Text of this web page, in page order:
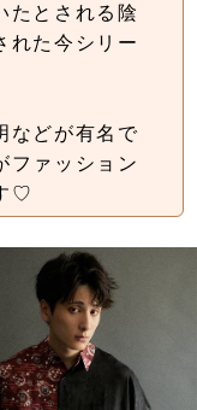
たとされる陰
れた今シリー
などが有名で
ファッション
♡